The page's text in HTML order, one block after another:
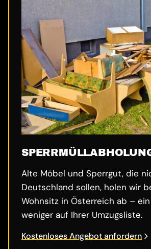
Alte Möbel und Sperrgut, die
Deutschland sollen, holen wir
Wohnsitz in Österreich ab –
weniger auf Ihrer Umzugsliste.
Kostenloses Angebot anfordern